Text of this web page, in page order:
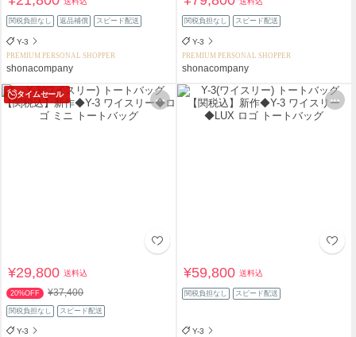
関税負担なし 返品補償 スピード配送
Y-3
PREMIUM PERSONAL SHOPPER
shonacompany
関税負担なし スピード配送
Y-3
PREMIUM PERSONAL SHOPPER
shonacompany
タイムセール
¥29,800送料込
20%OFF ¥37,400
関税負担なし スピード配送
Y-3
¥59,800送料込
関税負担なし スピード配送
Y-3